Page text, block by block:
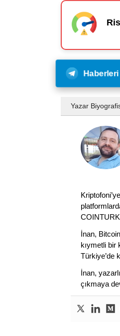
Yazar
İnan,
kıymetli bir
Türkiye’de
İnan,
çıkmaya